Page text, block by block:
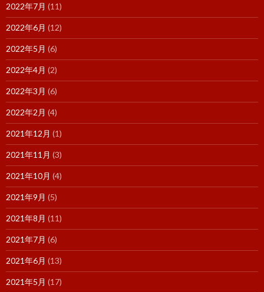
2022年7月 (11)
2022年6月 (12)
2022年5月 (6)
2022年4月 (2)
2022年3月 (6)
2022年2月 (4)
2021年12月 (1)
2021年11月 (3)
2021年10月 (4)
2021年9月 (5)
2021年8月 (11)
2021年7月 (6)
2021年6月 (13)
2021年5月 (17)